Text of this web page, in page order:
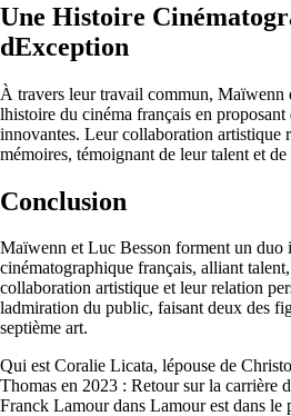
Une Histoire
dException
À travers leur travail commun, Maïwenn
lhistoire du cinéma français en
innovantes. Leur collaboration artistique
mémoires, témoignant de leur talent et
Conclusion
Maïwenn et Luc Besson forment un duo
cinématographique français, alliant
collaboration artistique et leur relation
ladmiration du public, faisant deux des
septième art.
Qui est Coralie Licata, lépouse de
Thomas en 2023 : Retour sur la carrière
Franck Lamour dans Lamour est dans le